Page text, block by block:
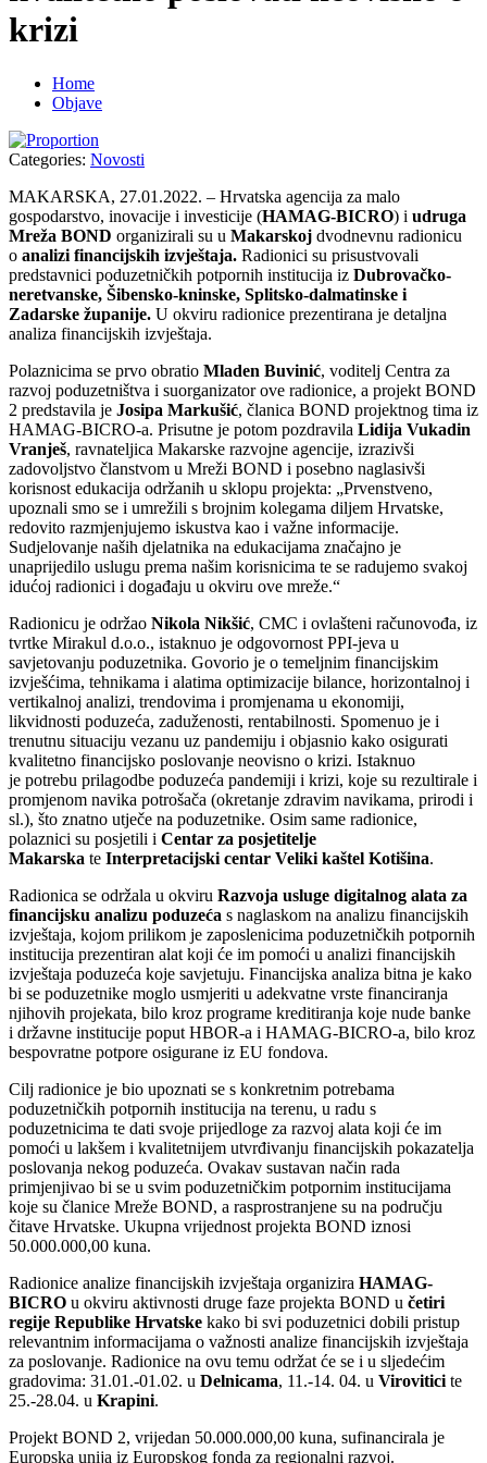
krizi
Home
Objave
Categories: Novosti
MAKARSKA, 27.01.2022. – Hrvatska agencija za malo
gospodarstvo, inovacije i investicije (HAMAG-BICRO) i udruga
Mreža BOND organizirali su u Makarskoj dvodnevnu radionicu
o analizi financijskih izvještaja. Radionici su prisustvovali
predstavnici poduzetničkih potpornih institucija iz Dubrovačko-
neretvanske, Šibensko-kninske, Splitsko-dalmatinske i
Zadarske županije. U okviru radionice prezentirana je detaljna
analiza financijskih izvještaja.
Polaznicima se prvo obratio Mladen Buvinić, voditelj Centra za
razvoj poduzetništva i suorganizator ove radionice, a projekt BOND
2 predstavila je Josipa Markušić, članica BOND projektnog tima iz
HAMAG-BICRO-a. Prisutne je potom pozdravila Lidija Vukadin
Vranješ, ravnateljica Makarske razvojne agencije, izrazivši
zadovoljstvo članstvom u Mreži BOND i posebno naglasivši
korisnost edukacija održanih u sklopu projekta: „Prvenstveno,
upoznali smo se i umrežili s brojnim kolegama diljem Hrvatske,
redovito razmjenjujemo iskustva kao i važne informacije.
Sudjelovanje naših djelatnika na edukacijama značajno je
unaprijedilo uslugu prema našim korisnicima te se radujemo svakoj
idućoj radionici i događaju u okviru ove mreže.“
Radionicu je održao Nikola Nikšić, CMC i ovlašteni računovođa, iz
tvrtke Mirakul d.o.o., istaknuo je odgovornost PPI-jeva u
savjetovanju poduzetnika. Govorio je o temeljnim financijskim
izvješćima, tehnikama i alatima optimizacije bilance, horizontalnoj i
vertikalnoj analizi, trendovima i promjenama u ekonomiji,
likvidnosti poduzeća, zaduženosti, rentabilnosti. Spomenuo je i
trenutnu situaciju vezanu uz pandemiju i objasnio kako osigurati
kvalitetno financijsko poslovanje neovisno o krizi. Istaknuo
je potrebu prilagodbe poduzeća pandemiji i krizi, koje su rezultirale i
promjenom navika potrošača (okretanje zdravim navikama, prirodi i
sl.), što znatno utječe na poduzetnike. Osim same radionice,
polaznici su posjetili i Centar za posjetitelje
Makarska te Interpretacijski centar Veliki kaštel Kotišina.
Radionica se održala u okviru Razvoja usluge digitalnog alata za
financijsku analizu poduzeća s naglaskom na analizu financijskih
izvještaja, kojom prilikom je zaposlenicima poduzetničkih potpornih
institucija prezentiran alat koji će im pomoći u analizi financijskih
izvještaja poduzeća koje savjetuju. Financijska analiza bitna je kako
bi se poduzetnike moglo usmjeriti u adekvatne vrste financiranja
njihovih projekata, bilo kroz programe kreditiranja koje nude banke
i državne institucije poput HBOR-a i HAMAG-BICRO-a, bilo kroz
bespovratne potpore osigurane iz EU fondova.
Cilj radionice je bio upoznati se s konkretnim potrebama
poduzetničkih potpornih institucija na terenu, u radu s
poduzetnicima te dati svoje prijedloge za razvoj alata koji će im
pomoći u lakšem i kvalitetnijem utvrđivanju financijskih pokazatelja
poslovanja nekog poduzeća. Ovakav sustavan način rada
primjenjivao bi se u svim poduzetničkim potpornim institucijama
koje su članice Mreže BOND, a rasprostranjene su na području
čitave Hrvatske. Ukupna vrijednost projekta BOND iznosi
50.000.000,00 kuna.
Radionice analize financijskih izvještaja organizira HAMAG-
BICRO u okviru aktivnosti druge faze projekta BOND u četiri
regije Republike Hrvatske kako bi svi poduzetnici dobili pristup
relevantnim informacijama o važnosti analize financijskih izvještaja
za poslovanje. Radionice na ovu temu održat će se i u sljedećim
gradovima: 31.01.-01.02. u Delnicama, 11.-14. 04. u Virovitici te
25.-28.04. u Krapini.
Projekt BOND 2, vrijedan 50.000.000,00 kuna, sufinancirala je
Europska unija iz Europskog fonda za regionalni razvoj.